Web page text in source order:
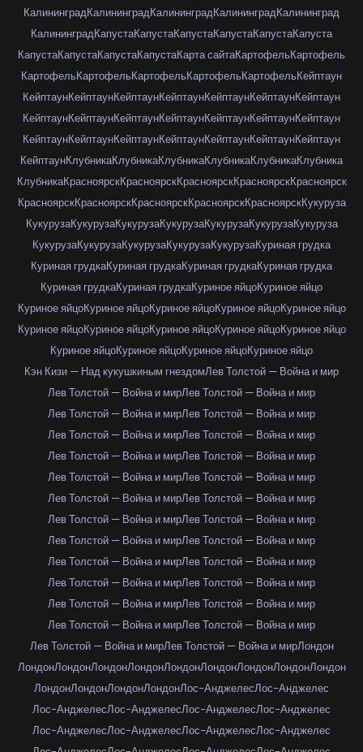
КалининградКалининградКалининградКалининградКалининград
КалининградКапустаКапустаКапустаКапустаКапустаКапуста
КапустаКапустаКапустаКапустаКарта сайтаКартофельКартофель
КартофельКартофельКартофельКартофельКартофельКейптаун
КейптаунКейптаунКейптаунКейптаунКейптаунКейптаунКейптаун
КейптаунКейптаунКейптаунКейптаунКейптаунКейптаунКейптаун
КейптаунКейптаунКейптаунКейптаунКейптаунКейптаунКейптаун
КейптаунКлубникаКлубникаКлубникаКлубникаКлубникаКлубника
КлубникаКрасноярскКрасноярскКрасноярскКрасноярскКрасноярск
КрасноярскКрасноярскКрасноярскКрасноярскКрасноярскКукуруза
КукурузаКукурузаКукурузаКукурузаКукурузаКукурузаКукуруза
КукурузаКукурузаКукурузаКукурузаКукурузаКуриная грудка
Куриная грудкаКуриная грудкаКуриная грудкаКуриная грудка
Куриная грудкаКуриная грудкаКуриное яйцоКуриное яйцо
Куриное яйцоКуриное яйцоКуриное яйцоКуриное яйцоКуриное яйцо
Куриное яйцоКуриное яйцоКуриное яйцоКуриное яйцоКуриное яйцо
Куриное яйцоКуриное яйцоКуриное яйцоКуриное яйцо
Кэн Кизи — Над кукушкиным гнездомЛев Толстой — Война и мир
Лев Толстой — Война и мирЛев Толстой — Война и мир
Лев Толстой — Война и мирЛев Толстой — Война и мир
Лев Толстой — Война и мирЛев Толстой — Война и мир
Лев Толстой — Война и мирЛев Толстой — Война и мир
Лев Толстой — Война и мирЛев Толстой — Война и мир
Лев Толстой — Война и мирЛев Толстой — Война и мир
Лев Толстой — Война и мирЛев Толстой — Война и мир
Лев Толстой — Война и мирЛев Толстой — Война и мир
Лев Толстой — Война и мирЛев Толстой — Война и мир
Лев Толстой — Война и мирЛев Толстой — Война и мир
Лев Толстой — Война и мирЛев Толстой — Война и мир
Лев Толстой — Война и мирЛев Толстой — Война и мир
Лев Толстой — Война и мирЛев Толстой — Война и мирЛондон
ЛондонЛондонЛондонЛондонЛондонЛондонЛондонЛондонЛондон
ЛондонЛондонЛондонЛондонЛос-АнджелесЛос-Анджелес
Лос-АнджелесЛос-АнджелесЛос-АнджелесЛос-Анджелес
Лос-АнджелесЛос-АнджелесЛос-АнджелесЛос-Анджелес